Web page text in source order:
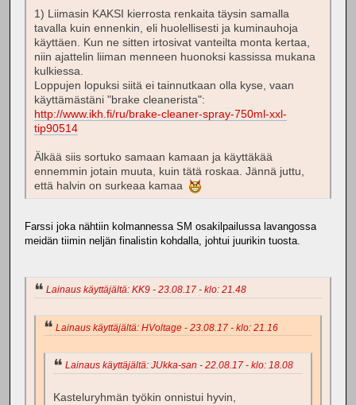
1) Liimasin KAKSI kierrosta renkaita täysin samalla
tavalla kuin ennenkin, eli huolellisesti ja kuminauhoja
käyttäen. Kun ne sitten irtosivat vanteilta monta kertaa,
niin ajattelin liiman menneen huonoksi kassissa mukana
kulkiessa.
Loppujen lopuksi siitä ei tainnutkaan olla kyse, vaan
käyttämästäni "brake cleanerista":
http://www.ikh.fi/ru/brake-cleaner-spray-750ml-xxl-
tip90514
Älkää siis sortuko samaan kamaan ja käyttäkää
ennemmin jotain muuta, kuin tätä roskaa. Jännä juttu,
että halvin on surkeaa kamaa
Farssi joka nähtiin kolmannessa SM osakilpailussa lavangossa
meidän tiimin neljän finalistin kohdalla, johtui juurikin tuosta.
Lainaus käyttäjältä: KK9 - 23.08.17 - klo: 21.48
Lainaus käyttäjältä: HVoltage - 23.08.17 - klo: 21.16
Lainaus käyttäjältä: JUkka-san - 22.08.17 - klo: 18.08
Kasteluryhmän työkin onnistui hyvin,